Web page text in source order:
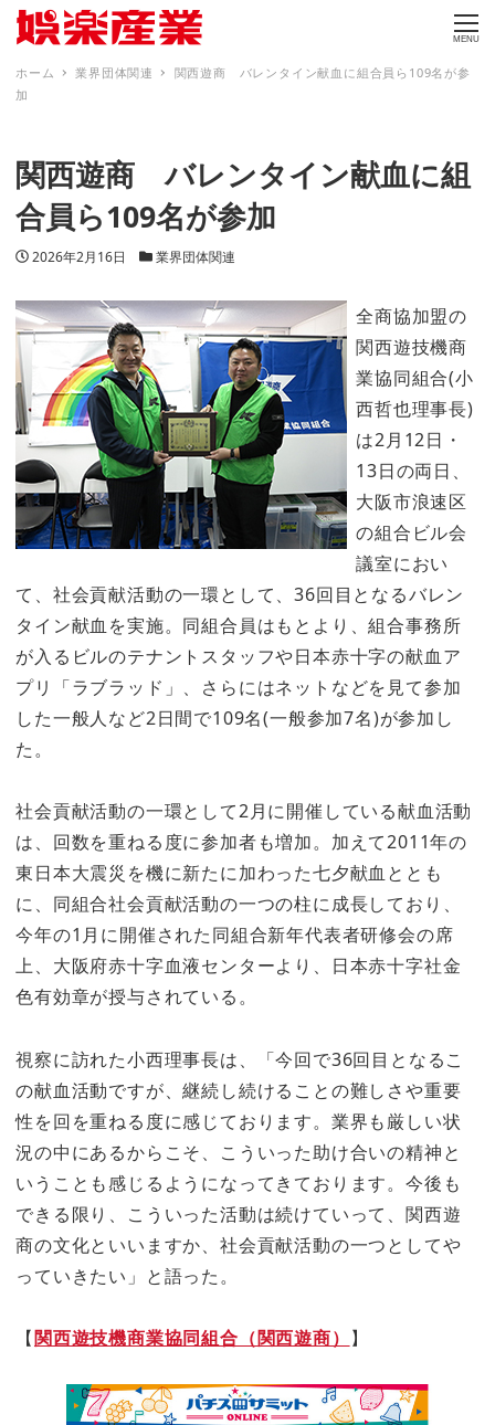
MENU
ホーム 業界団体関連
関西遊商 バレンタイン献血に組合員ら109名が参
加
関西遊商 バレンタイン献血に組
合員ら109名が参加
投稿日
2026年2月16日 カテゴリー
業界団体関連
全商協加盟の
関西遊技機商
業協同組合(小
西哲也理事長)
は2月12日・
13日の両日、
大阪市浪速区
の組合ビル会
議室におい
て、社会貢献活動の一環として、36回目となるバレン
タイン献血を実施。同組合員はもとより、組合事務所
が入るビルのテナントスタッフや日本赤十字の献血ア
プリ「ラブラッド」、さらにはネットなどを見て参加
した一般人など2日間で109名(一般参加7名)が参加し
た。
社会貢献活動の一環として2月に開催している献血活動
は、回数を重ねる度に参加者も増加。加えて2011年の
東日本大震災を機に新たに加わった七夕献血ととも
に、同組合社会貢献活動の一つの柱に成長しており、
今年の1月に開催された同組合新年代表者研修会の席
上、大阪府赤十字血液センターより、日本赤十字社金
色有効章が授与されている。
視察に訪れた小西理事長は、「今回で36回目となるこ
の献血活動ですが、継続し続けることの難しさや重要
性を回を重ねる度に感じております。業界も厳しい状
況の中にあるからこそ、こういった助け合いの精神と
いうことも感じるようになってきております。今後も
できる限り、こういった活動は続けていって、関西遊
商の文化といいますか、社会貢献活動の一つとしてや
っていきたい」と語った。
【関西遊技機商業協同組合（関西遊商） 】